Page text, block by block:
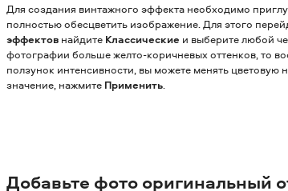
Для создания винтажного эффекта необходимо
полностью обесцветить изображение. Для этого
эффектов найдите Классические и выберите любой
фотографии больше желто-коричневых оттенков, то
ползунок интенсивности, вы можете менять
значение, нажмите Применить.
Добавьте фото оригинальный